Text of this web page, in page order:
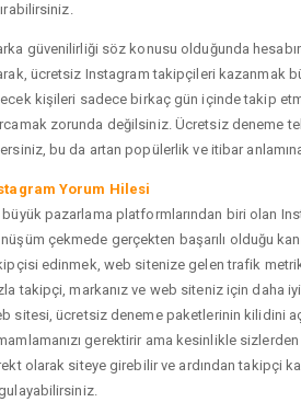
güvenilirliği söz konusu olduğunda
ücretsiz Instagram takipçileri kazanmak
kişileri sadece birkaç gün içinde takip
zorunda değilsiniz. Ücretsiz deneme
bu da artan popülerlik ve itibar
Yorum Hilesi
büyük pazarlama platformlarından biri olan
çekmede gerçekten başarılı olduğu
edinmek, web sitenize gelen trafik
takipçi, markanız ve web siteniz için daha
sitesi, ücretsiz deneme paketlerinin kilidini
gerektirir ama kesinlikle
olarak siteye girebilir ve ardından takipçi